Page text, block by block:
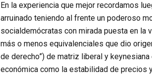
En la experiencia que mejor recordamos
arruinado teniendo al frente un poderoso
socialdemócratas con mirada puesta en
más o menos equivalenciales que dio
de derecho”) de matriz liberal y
económica como la estabilidad de precios